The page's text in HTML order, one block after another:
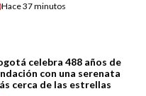
Hace37 minutos
celebra 488 años de
con una serenata
cerca de las estrellas